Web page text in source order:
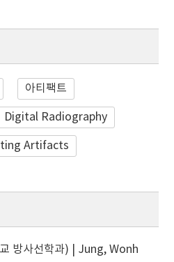
아티팩트
Digital Radiography
Artifacts
방사선학과) | Jung, Wonh